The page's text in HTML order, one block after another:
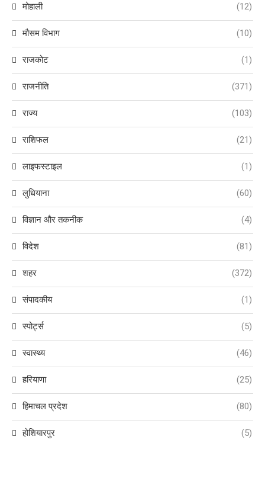
मोहाली (12)
मौसम विभाग (10)
राजकोट (1)
राजनीति (371)
राज्य (103)
राशिफल (21)
लाइफस्टाइल (1)
लुधियाना (60)
विज्ञान और तकनीक (4)
विदेश (81)
शहर (372)
संपादकीय (1)
स्पोर्ट्स (5)
स्वास्थ्य (46)
हरियाणा (25)
हिमाचल प्रदेश (80)
होशियारपुर (5)